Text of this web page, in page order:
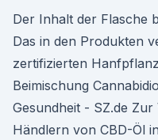
Der Inhalt der Flasche
Das in den Produkten
zertifizierten
Beimischung
Gesundheit - SZ.de
Händlern von CBD-Öl